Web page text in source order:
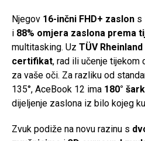
Njegov 16-inčni FHD+ zaslon s
i 88% omjera zaslona prema
multitasking. Uz TÜV
certifikat, rad ili učenje tijekom
za vaše oči. Za razliku od
135°, AceBook 12 ima 180°
dijeljenje zaslona iz bilo kojeg
Zvuk podiže na novu razinu s